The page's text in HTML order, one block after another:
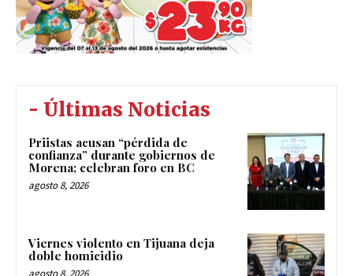
- Últimas Noticias
Priistas acusan “pérdida de
confianza” durante gobiernos de
Morena; celebran foro en BC
agosto 8, 2026
Viernes violento en Tijuana deja
doble homicidio
agosto 8, 2026